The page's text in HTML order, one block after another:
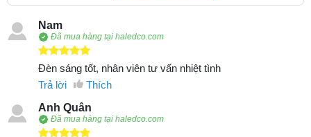
Nam
Đã mua hàng tại haledco.com
Đèn sáng tốt, nhân viên tư vấn nhiệt tình
Trả lời
Thích
Anh Quân
Đã mua hàng tại haledco.com